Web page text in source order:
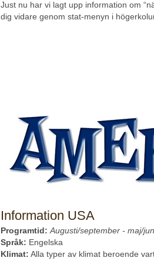
Just nu har vi lagt upp information om
dig vidare genom stat-menyn i
Information USA
Programtid: Augusti/september - maj/
Språk: Engelska
Klimat: Alla typer av klimat beroende